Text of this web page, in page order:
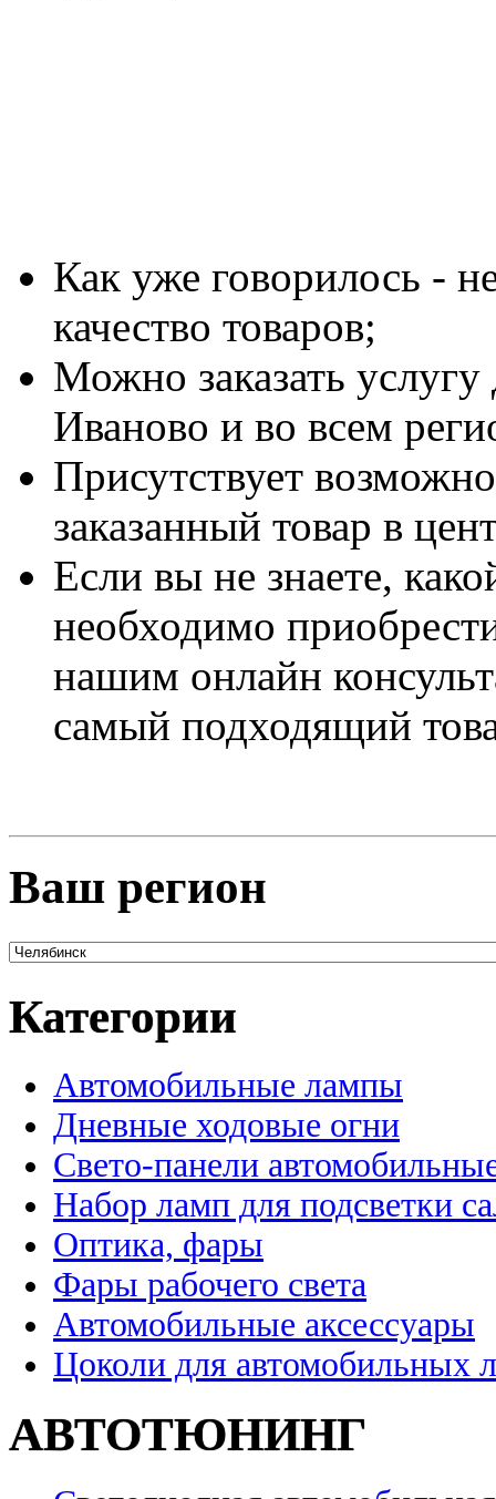
Как уже говорилось -
качество товаров;
Можно заказать услугу
Иваново и во всем
Присутствует
заказанный товар в
Если вы не знаете,
необходимо
нашим онлайн
самый подходящий
Ваш регион
Категории
Автомобильные лампы
Дневные ходовые огни
Свето-панели
Набор ламп для подсветки
Оптика, фары
Фары рабочего света
Автомобильные аксессуары
Цоколи для автомобильных
АВТОТЮНИНГ